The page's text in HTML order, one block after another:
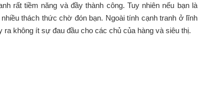
rất tiềm năng và đầy thành công. Tuy nhiên nếu bạn là
thách thức chờ đón bạn. Ngoài tính cạnh tranh ở lĩnh
không ít sự đau đầu cho các chủ của hàng và siêu thị.